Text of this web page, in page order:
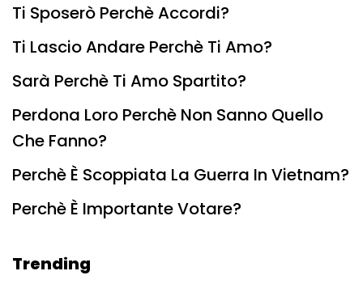
Ti Sposerò Perchè Accordi?
Ti Lascio Andare Perchè Ti Amo?
Sarà Perchè Ti Amo Spartito?
Perdona Loro Perchè Non Sanno Quello
Che Fanno?
Perchè È Scoppiata La Guerra In Vietnam?
Perchè È Importante Votare?
Trending